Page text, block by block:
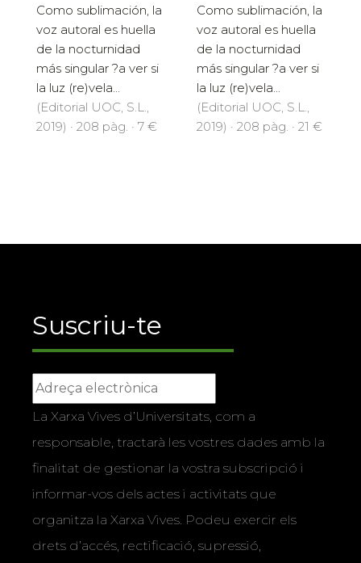
Como sublimación, la
voz autoral es huella
de la nocturnidad
más singular ?a ver si
la luz (re)vela...
(Editorial UOC, S.L.,
2019) · 208 pàg. · 7 €
Como sublimación, la
voz autoral es huella
de la nocturnidad
más singular ?a ver si
la luz (re)vela...
(Editorial UOC, S.L.,
2019) · 208 pàg. · 21 €
Suscriu-te
La Xarxa Vives d’Universitats, com a
responsable, tractarà les vostres dades amb la
finalitat de gestionar la vostra subscripció i
informar-vos dels actes i activitats que
organitza la Xarxa Vives. Podeu exercir els
drets d’accés, rectificació, supressió,